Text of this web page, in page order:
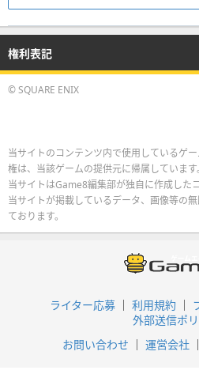
権利表記
© SQUARE ENIX
当サイトのコンテンツ内で使用しているゲ
権は、当該ゲームの提供元に帰属しています。
当サイトはGame8編集部が独自に作成した
当サイトが掲載しているデータ、画像等の
ております。
ライター応募 利用規約
外部送信ポ
お問い合わせ
運営会社